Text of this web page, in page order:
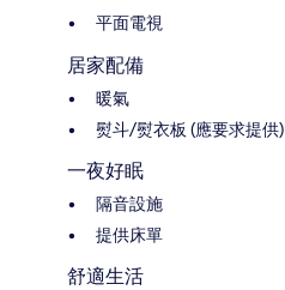
平面電視
居家配備
暖氣
熨斗/熨衣板 (應要求提供)
一夜好眠
隔音設施
提供床單
舒適生活